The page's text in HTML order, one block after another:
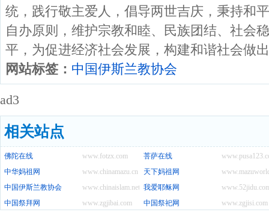
统，践行敬主爱人，倡导两世吉庆，秉持和
自办原则，维护宗教和睦、民族团结、社会
平，为促进经济社会发展，构建和谐社会做
网站标签： 中国伊斯兰教协会
ad3
相关站点
www.fotzx.com
佛陀在线
菩萨在线
www.chinamazu.cn
中华妈祖网
天下妈祖网
www.chinaislam.net.cn
中国伊斯兰教协会
我爱耶稣网
www.zgjibai.com
中国祭拜网 www.zgjisi.com
中国祭祀网